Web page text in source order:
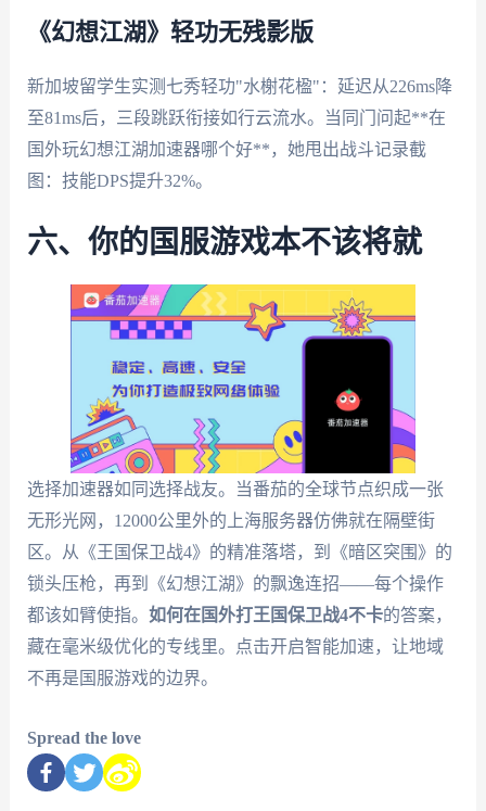
《幻想江湖》轻功无残影版
新加坡留学生实测七秀轻功"水榭花楹"：延迟从226ms降
至81ms后，三段跳跃衔接如行云流水。当同门问起**在
国外玩幻想江湖加速器哪个好**，她甩出战斗记录截
图：技能DPS提升32%。
六、你的国服游戏本不该将就
选择加速器如同选择战友。当番茄的全球节点织成一张
无形光网，12000公里外的上海服务器仿佛就在隔壁街
区。从《王国保卫战4》的精准落塔，到《暗区突围》的
锁头压枪，再到《幻想江湖》的飘逸连招——每个操作
都该如臂使指。 如何在国外打王国保卫战4不卡的答案，
藏在毫米级优化的专线里。点击开启智能加速，让地域
不再是国服游戏的边界。
Spread the love